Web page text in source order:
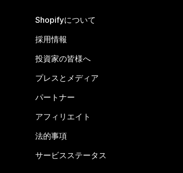
Shopifyについて
採用情報
投資家の皆様へ
プレスとメディア
パートナー
アフィリエイト
法的事項
サービスステータス